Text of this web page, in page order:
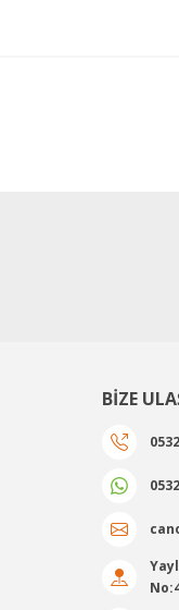
OPT
BİZE